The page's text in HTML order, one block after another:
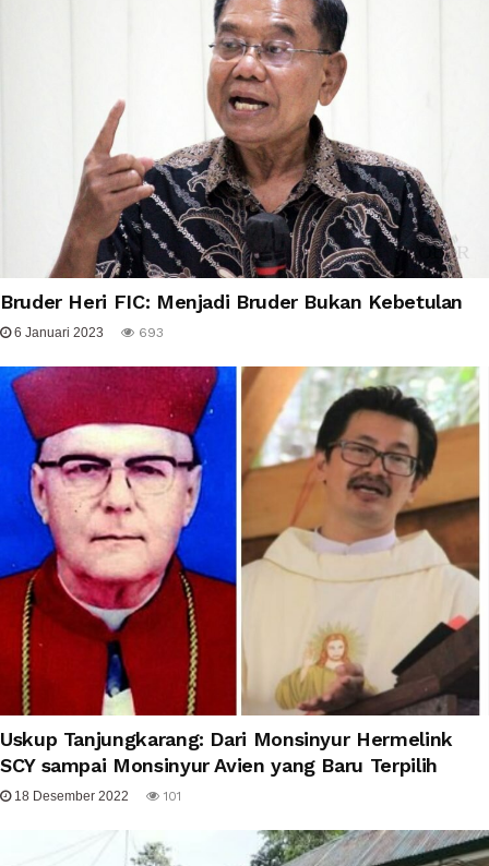
Bruder Heri FIC: Menjadi Bruder Bukan Kebetulan
6 Januari 2023 693
Uskup Tanjungkarang: Dari Monsinyur Hermelink
SCY sampai Monsinyur Avien yang Baru Terpilih
18 Desember 2022 101